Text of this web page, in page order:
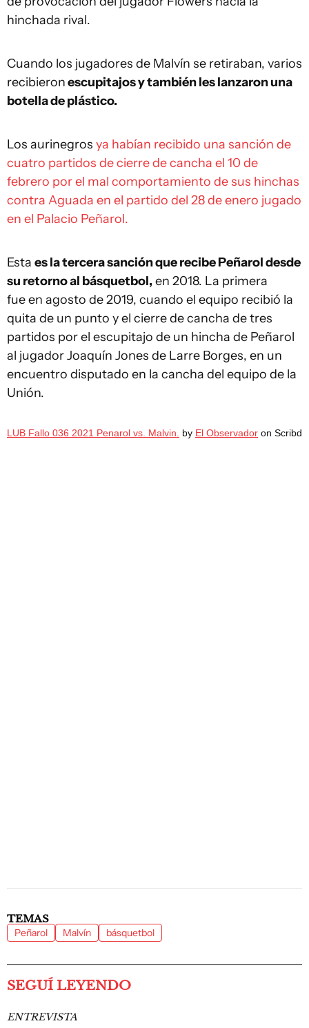
hinchada rival.
Cuando los jugadores de Malvín se retiraban, varios
recibieronescupitajos y también les lanzaron una
botella de plástico.
Los aurinegros ya habían recibido una sanción de
cuatro partidos de cierre de cancha el 10 de
febrero por el mal comportamiento de sus hinchas
contra Aguada en el partido del 28 de enero jugado
en el Palacio Peñarol.
Esta es la tercera sanción que recibe Peñarol desde
su retorno al básquetbol, en 2018. La primera
fue en agosto de 2019, cuando el equipo recibió la
quita de un punto y el cierre de cancha de tres
partidos por el escupitajo de un hincha de Peñarol
al jugador Joaquín Jones de Larre Borges, en un
encuentro disputado en la cancha del equipo de la
Unión.
LUB Fallo 036 2021 Penarol vs. Malvin. by El Observador on Scribd
TEMAS
Peñarol Malvín básquetbol
SEGUÍ LEYENDO
ENTREVISTA